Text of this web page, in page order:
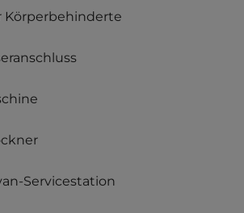
Körperbehinderte
Servicestation